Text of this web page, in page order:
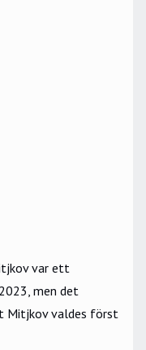
var ett
men det
Mitjkov valdes först